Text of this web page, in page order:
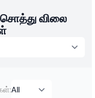
விலை
: